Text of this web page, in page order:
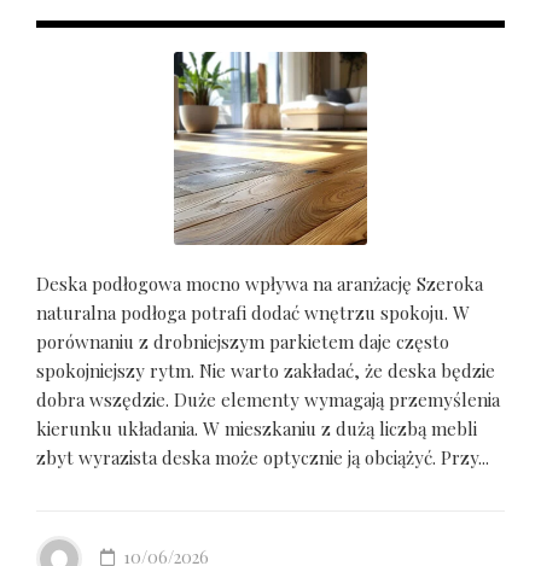
Deska podłogowa mocno wpływa na aranżację Szeroka
naturalna podłoga potrafi dodać wnętrzu spokoju. W
porównaniu z drobniejszym parkietem daje często
spokojniejszy rytm. Nie warto zakładać, że deska będzie
dobra wszędzie. Duże elementy wymagają przemyślenia
kierunku układania. W mieszkaniu z dużą liczbą mebli
zbyt wyrazista deska może optycznie ją obciążyć. Przy...
10/06/2026